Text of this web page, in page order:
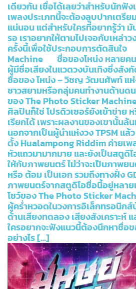
เดียวกัน เชื่อได้เลยว่าสำหรับนักฟั
เพลงประเภทนี้จะต้องลูบปากเตรีย
แน่นอน แต่สำหรับใครที่อยากรู้ว่า
รอ เราอยากให้ตามไปเจอกับเหล่
ครั้งนี้เพื่อใช้ประกอบการตัดสินใ
Machine ชื่อของโหน่ง หลายคน
ผู้มีชื่อเสียงในแวดวงบันเทิงซึ่งสัง
ชื่อของ โหน่ง – วิชญ วัฒนศัพท์ แห่
ชาวสยามหรือกลุ่มคนทำงานด้านด
ของ The Photo Sticker
ศิลปินก็ใช่ โปรดิวเซอร์ยังเข้าข่าย
เรียกได้ เพราะผลงานของเขานั้น
นอกจากเป็นผู้นำแห่งวง TPSM แล้
ตั้ง Hualampong Riddim ค่ายเ
หัวแถวมามากมาย และยังเป็นสตูดิ
ให้กับภาพยนตร์ ไม่ว่าจะเป็นภาพย
หรือ ต้อม เป็นเอก รวมถึงทางฝั่ง
ภาพยนตร์จากสตูดิโอชื่อนี้อยู่หลาย
โชว์ของ The Photo Sticker
ผู้คร่ำหวอดในวงการอิเล็กทรอนิกส์
ด้านเสียงทดลอง เสียงสังเคราะห์
ใครอยากจะฟังแนวนี้ต้องนึกหาชื่อข
อย่างไร […]